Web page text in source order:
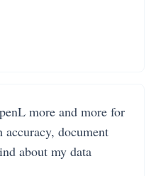
more and more for
accuracy, document
about my data.